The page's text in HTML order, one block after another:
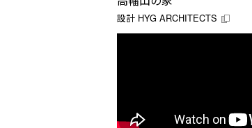
設計 HYG ARCHITECTS